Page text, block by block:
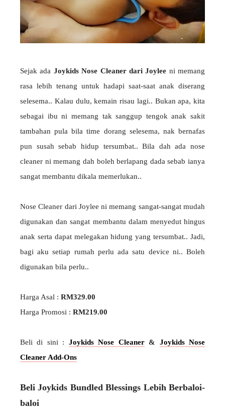
Sejak ada Joykids Nose Cleaner dari Joylee ni memang
rasa lebih tenang untuk hadapi saat-saat anak diserang
selesema.. Kalau dulu, kemain risau lagi.. Bukan apa, kita
sebagai ibu ni memang tak sanggup tengok anak sakit
tambahan pula bila time dorang selesema, nak bernafas
pun susah sebab hidup tersumbat.. Bila dah ada nose
cleaner ni memang dah boleh berlapang dada sebab ianya
sangat membantu dikala memerlukan..
Nose Cleaner dari Joylee ni memang sangat-sangat mudah
digunakan dan sangat membantu dalam menyedut hingus
anak serta dapat melegakan hidung yang tersumbat.. Jadi,
bagi aku setiap rumah perlu ada satu device ni.. Boleh
digunakan bila perlu..
Harga Asal : RM329.00
Harga Promosi : RM219.00
Beli di sini : Joykids Nose Cleaner& Joykids Nose
Cleaner Add-Ons
Beli Joykids Bundled Blessings Lebih Berbaloi-
baloi